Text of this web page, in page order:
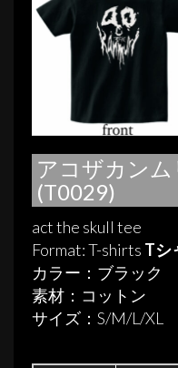
アコザカン
(T0029)
act the skull tee
Format: T-shirts Tシ
カラー：ブラック
素材：コットン
サイズ：S/M/L/XL